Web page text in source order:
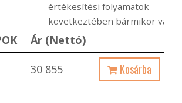
értékesítési folyamatok
következtében bármikor
Ár (Nettó)
30 855 Kosárba